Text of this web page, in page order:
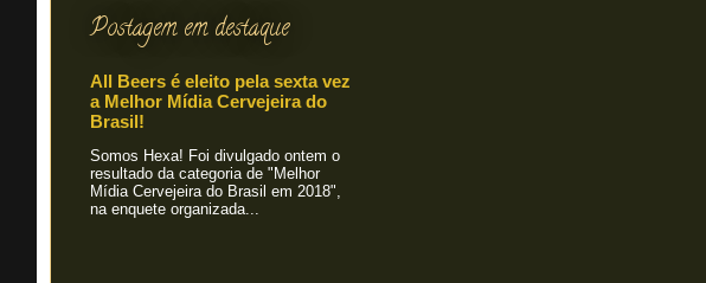
Postagem em destaque
All Beers é eleito pela sexta vez
a Melhor Mídia Cervejeira do
Brasil!
Somos Hexa! Foi divulgado ontem o
resultado da categoria de "Melhor
Mídia Cervejeira do Brasil em 2018",
na enquete organizada...